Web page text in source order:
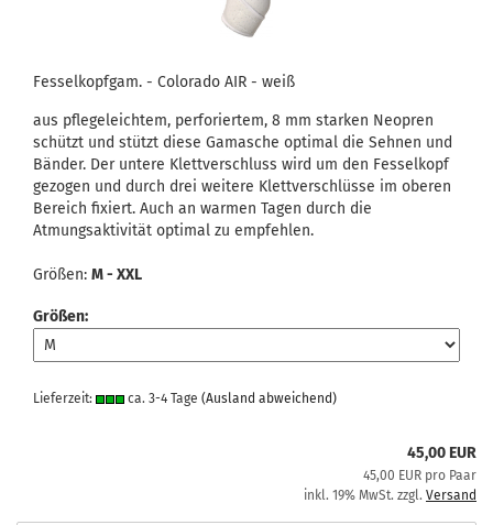
Fesselkopfgam. - Colorado AIR - weiß
aus pflegeleichtem, perforiertem, 8 mm starken Neopren
schützt und stützt diese Gamasche optimal die Sehnen und
Bänder. Der untere Klettverschluss wird um den Fesselkopf
gezogen und durch drei weitere Klettverschlüsse im oberen
Bereich fixiert. Auch an warmen Tagen durch die
Atmungsaktivität optimal zu empfehlen.
Größen: M - XXL
Größen:
Lieferzeit: ca. 3-4 Tage (Ausland abweichend)
45,00 EUR
45,00 EUR pro Paar
inkl. 19% MwSt. zzgl. Versand